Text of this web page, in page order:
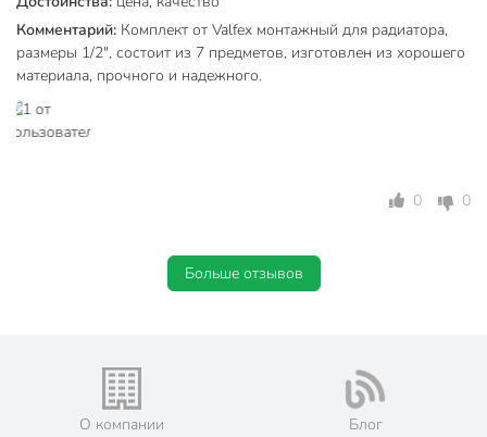
Комментарий: Комплект от Valfex монтажный для радиатора,
размеры 1/2", состоит из 7 предметов, изготовлен из хорошего
материала, прочного и надежного.
0 0
Больше отзывов
О компании Блог